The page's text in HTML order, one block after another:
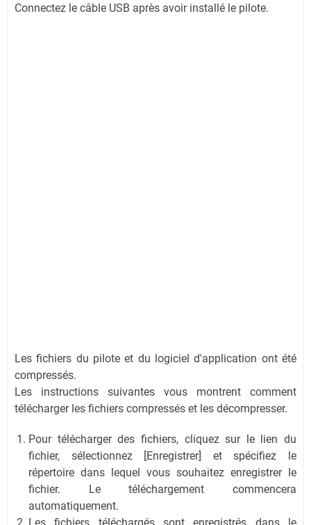
Connectez le câble USB après avoir installé le pilote.
Les fichiers du pilote et du logiciel d'application ont été
compressés.
Les instructions suivantes vous montrent comment
télécharger les fichiers compressés et les décompresser.
Pour télécharger des fichiers, cliquez sur le lien du
fichier, sélectionnez [Enregistrer] et spécifiez le
répertoire dans lequel vous souhaitez enregistrer le
fichier. Le téléchargement commencera
automatiquement.
Les fichiers téléchargés sont enregistrés dans le